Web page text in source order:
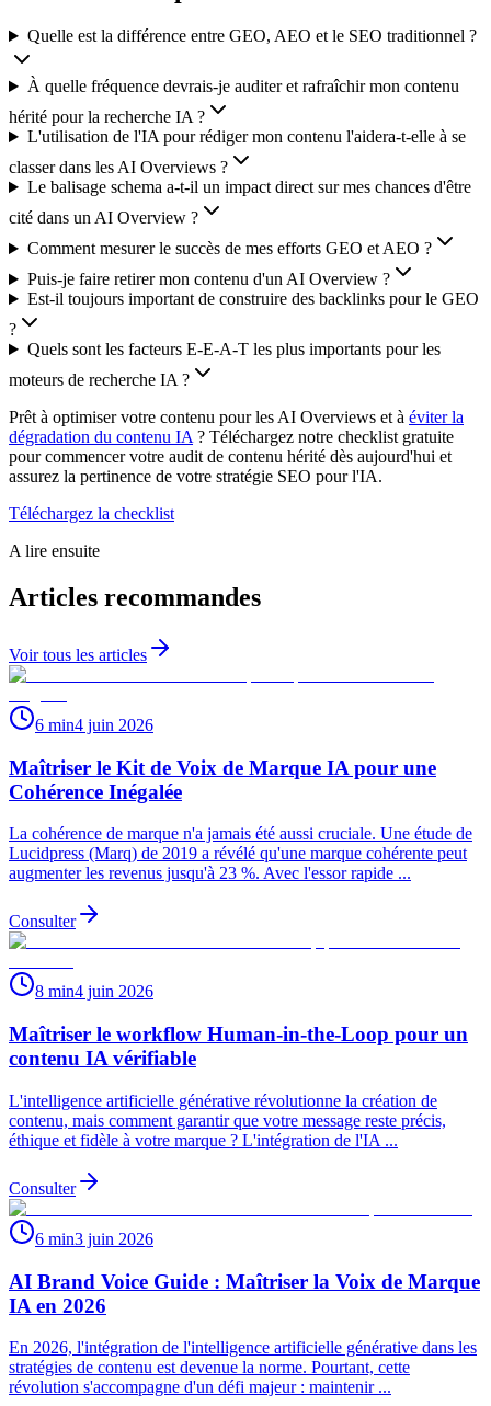
Quelle est la différence entre GEO, AEO et le SEO traditionnel ?
À quelle fréquence devrais-je auditer et rafraîchir mon contenu
hérité pour la recherche IA ?
L'utilisation de l'IA pour rédiger mon contenu l'aidera-t-elle à se
classer dans les AI Overviews ?
Le balisage schema a-t-il un impact direct sur mes chances d'être
cité dans un AI Overview ?
Comment mesurer le succès de mes efforts GEO et AEO ?
Puis-je faire retirer mon contenu d'un AI Overview ?
Est-il toujours important de construire des backlinks pour le GEO
?
Quels sont les facteurs E-E-A-T les plus importants pour les
moteurs de recherche IA ?
Prêt à optimiser votre contenu pour les AI Overviews et à éviter la
dégradation du contenu IA ? Téléchargez notre checklist gratuite
pour commencer votre audit de contenu hérité dès aujourd'hui et
assurez la pertinence de votre stratégie SEO pour l'IA.
Téléchargez la checklist
A lire ensuite
Articles recommandes
Voir tous les articles
6 min4 juin 2026
Maîtriser le Kit de Voix de Marque IA pour une
Cohérence Inégalée
La cohérence de marque n'a jamais été aussi cruciale. Une étude de
Lucidpress (Marq) de 2019 a révélé qu'une marque cohérente peut
augmenter les revenus jusqu'à 23 %. Avec l'essor rapide ...
Consulter
8 min4 juin 2026
Maîtriser le workflow Human-in-the-Loop pour un
contenu IA vérifiable
L'intelligence artificielle générative révolutionne la création de
contenu, mais comment garantir que votre message reste précis,
éthique et fidèle à votre marque ? L'intégration de l'IA ...
Consulter
6 min3 juin 2026
AI Brand Voice Guide : Maîtriser la Voix de Marque
IA en 2026
En 2026, l'intégration de l'intelligence artificielle générative dans les
stratégies de contenu est devenue la norme. Pourtant, cette
révolution s'accompagne d'un défi majeur : maintenir ...